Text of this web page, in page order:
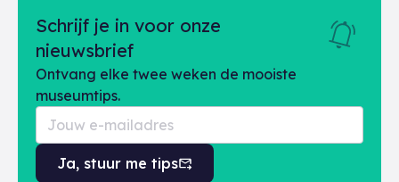
Schrijf je in voor onze
nieuwsbrief
Ontvang elke twee weken de mooiste
museumtips.
Ja, stuur me tips